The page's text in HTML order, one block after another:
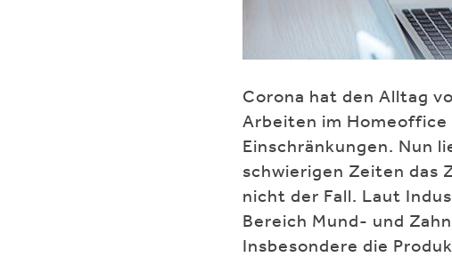
Corona hat den Alltag
Arbeiten im Homeoffice
Einschränkungen. Nun
schwierigen Zeiten das
nicht der Fall. Laut
Bereich Mund- und
Insbesondere die